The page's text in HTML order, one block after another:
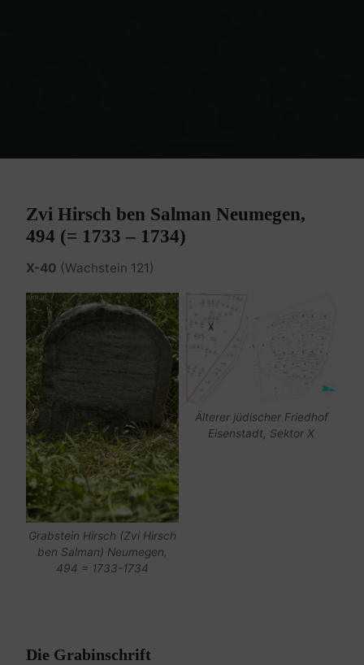
Zvi Hirsch ben Salman Neumegen,
494 (= 1733 – 1734)
X-40 (Wachstein 121)
Grabstein Hirsch (Zvi Hirsch
ben Salman) Neumegen,
494 = 1733-1734
Älterer jüdischer Friedhof
Eisenstadt, Sektor X
Die Grabinschrift